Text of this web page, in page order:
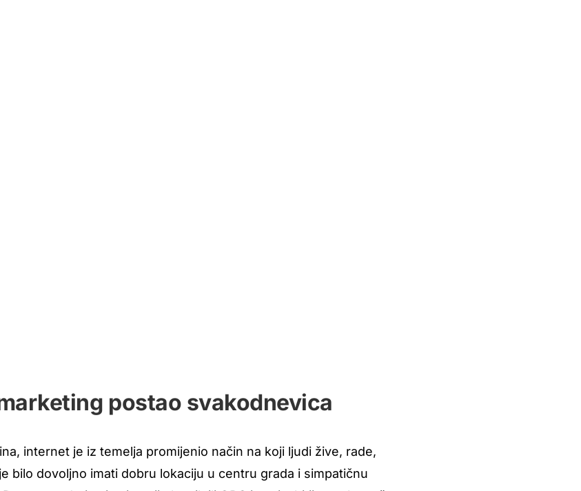
postao svakodnevica
internet je iz temelja promijenio način na koji ljudi žive, rade,
bilo dovoljno imati dobru lokaciju u centru grada i simpatičnu